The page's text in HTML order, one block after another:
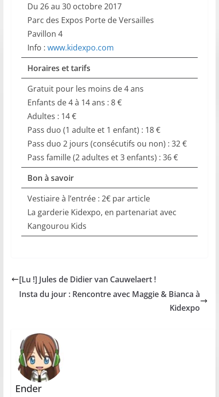
Du 26 au 30 octobre 2017
Parc des Expos Porte de Versailles
Pavillon 4
Info : www.kidexpo.com
Horaires et tarifs
Gratuit pour les moins de 4 ans
Enfants de 4 à 14 ans : 8 €
Adultes : 14 €
Pass duo (1 adulte et 1 enfant) : 18 €
Pass duo 2 jours (consécutifs ou non) : 32 €
Pass famille (2 adultes et 3 enfants) : 36 €
Bon à savoir
Vestiaire à l’entrée : 2€ par article
La garderie Kidexpo, en partenariat avec
Kangourou Kids
[Lu !] Jules de Didier van Cauwelaert !
Insta du jour : Rencontre avec Maggie & Bianca à
Kidexpo
Ender